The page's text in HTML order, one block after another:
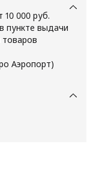
10 000 руб.
пункте выдачи
Аэропорт)